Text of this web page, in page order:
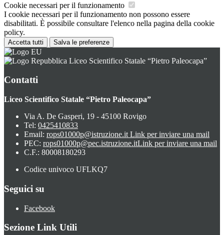
Cookie necessari per il funzionamento
I cookie necessari per il funzionamento non possono essere
disabilitati. È possibile consultare l'elenco nella pagina della cookie
policy.
Accetta tutti Salva le preferenze
Liceo Scientifico Statale “Pietro Paleocapa”
Contatti
Liceo Scientifico Statale “Pietro Paleocapa”
Via A. De Gasperi, 19 - 45100 Rovigo
Tel: 0425410833
Email: rops01000p@istruzione.it Link per inviare una mail
PEC: rops01000p@pec.istruzione.itLink per inviare una mail
C.F.: 80008180293
Codice univoco UFLKQ7
Seguici su
Facebook
Sezione Link Utili